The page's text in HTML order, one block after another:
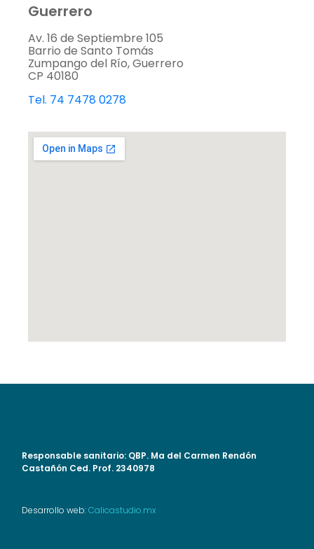
Guerrero
Av. 16 de Septiembre 105
Barrio de Santo Tomás
Zumpango del Río, Guerrero
CP 40180
Tel. 74 7478 0278
Responsable sanitario: QBP. Ma del Carmen Rendón
Castañón Ced. Prof. 2340978
Desarrollo web:Calicastudio.mx